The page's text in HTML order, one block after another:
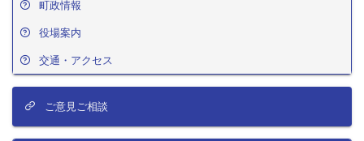
町政情報
役場案内
交通・アクセス
ご意見ご相談